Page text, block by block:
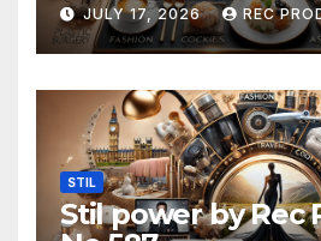
JULY 17, 2026 REC
STIL
Stil power by Rec